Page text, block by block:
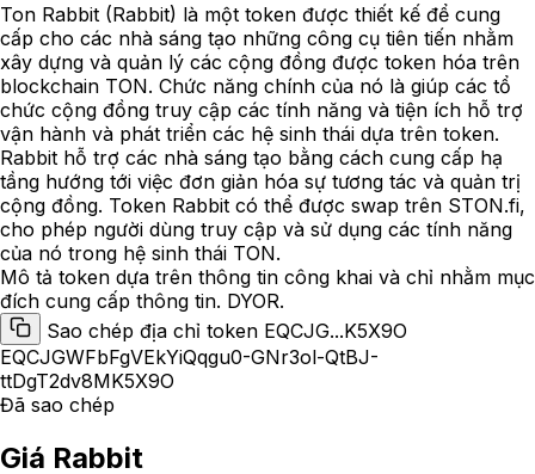
Ton Rabbit (Rabbit) là một token được thiết kế để cung
cấp cho các nhà sáng tạo những công cụ tiên tiến nhằm
xây dựng và quản lý các cộng đồng được token hóa trên
blockchain TON. Chức năng chính của nó là giúp các tổ
chức cộng đồng truy cập các tính năng và tiện ích hỗ trợ
vận hành và phát triển các hệ sinh thái dựa trên token.
Rabbit hỗ trợ các nhà sáng tạo bằng cách cung cấp hạ
tầng hướng tới việc đơn giản hóa sự tương tác và quản trị
cộng đồng. Token Rabbit có thể được swap trên STON.fi,
cho phép người dùng truy cập và sử dụng các tính năng
của nó trong hệ sinh thái TON.
Mô tả token dựa trên thông tin công khai và chỉ nhằm mục
đích cung cấp thông tin. DYOR.
Sao chép địa chỉ token EQCJG...K5X9O
EQCJGWFbFgVEkYiQqgu0-GNr3ol-QtBJ-
ttDgT2dv8MK5X9O
Đã sao chép
Giá Rabbit